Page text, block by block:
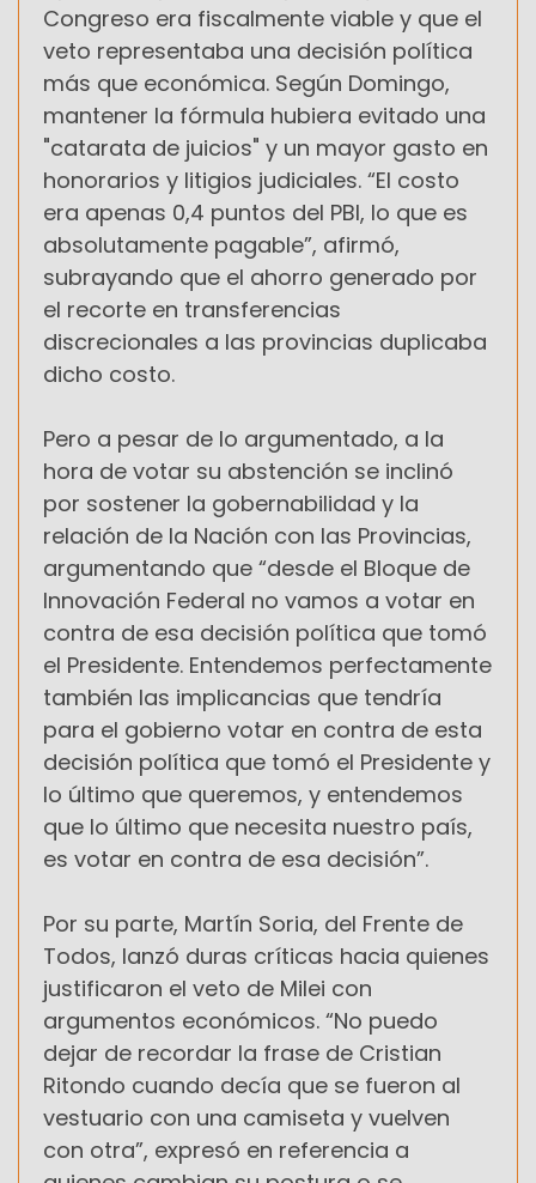
Congreso era fiscalmente viable y que el
veto representaba una decisión política
más que económica. Según Domingo,
mantener la fórmula hubiera evitado una
"catarata de juicios" y un mayor gasto en
honorarios y litigios judiciales. “El costo
era apenas 0,4 puntos del PBI, lo que es
absolutamente pagable”, afirmó,
subrayando que el ahorro generado por
el recorte en transferencias
discrecionales a las provincias duplicaba
dicho costo.
Pero a pesar de lo argumentado, a la
hora de votar su abstención se inclinó
por sostener la gobernabilidad y la
relación de la Nación con las Provincias,
argumentando que “desde el Bloque de
Innovación Federal no vamos a votar en
contra de esa decisión política que tomó
el Presidente. Entendemos perfectamente
también las implicancias que tendría
para el gobierno votar en contra de esta
decisión política que tomó el Presidente y
lo último que queremos, y entendemos
que lo último que necesita nuestro país,
es votar en contra de esa decisión”.
Por su parte, Martín Soria, del Frente de
Todos, lanzó duras críticas hacia quienes
justificaron el veto de Milei con
argumentos económicos. “No puedo
dejar de recordar la frase de Cristian
Ritondo cuando decía que se fueron al
vestuario con una camiseta y vuelven
con otra”, expresó en referencia a